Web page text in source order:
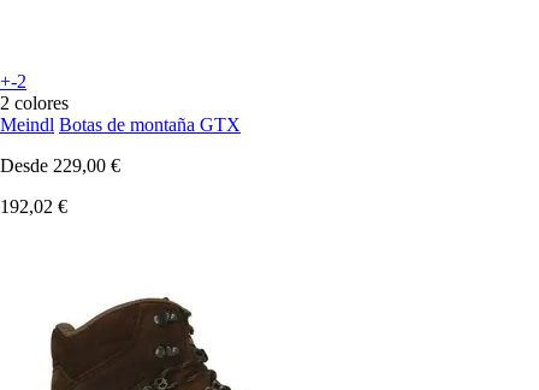
+-2
2 colores
Meindl Botas de montaña GTX
Desde 229,00 €
192,02 €